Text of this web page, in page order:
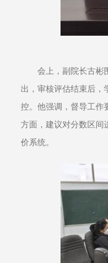
会上，副院长古彬
出，审核评估结束后，
控。他强调，督导工作
方面，建议对分数区间
价系统。